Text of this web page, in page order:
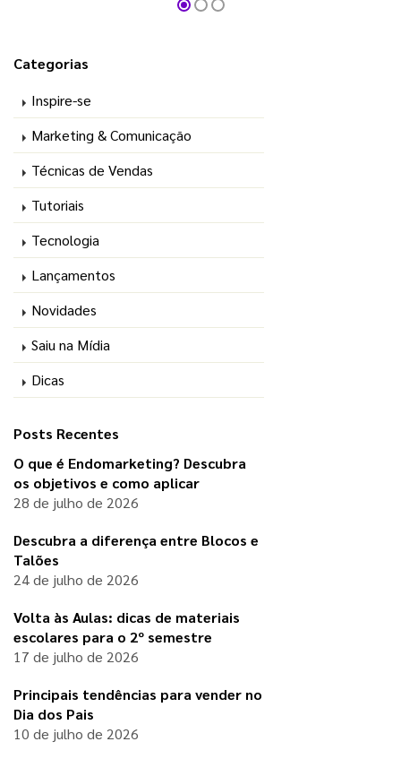
Categorias
Inspire-se
Marketing & Comunicação
Técnicas de Vendas
Tutoriais
Tecnologia
Lançamentos
Novidades
Saiu na Mídia
Dicas
Posts Recentes
O que é Endomarketing? Descubra
os objetivos e como aplicar
28 de julho de 2026
Descubra a diferença entre Blocos e
Talões
24 de julho de 2026
Volta às Aulas: dicas de materiais
escolares para o 2º semestre
17 de julho de 2026
Principais tendências para vender no
Dia dos Pais
10 de julho de 2026